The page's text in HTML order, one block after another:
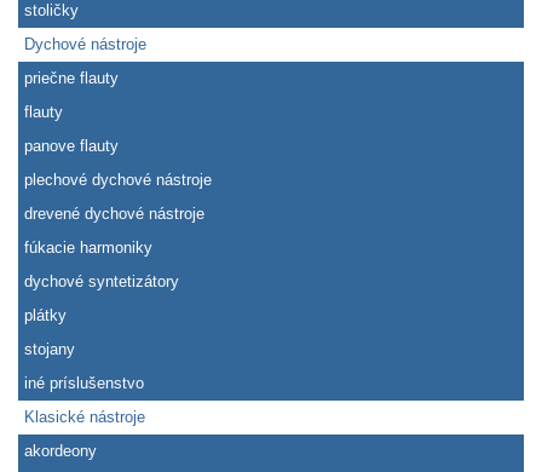
stoličky
Dychové nástroje
priečne flauty
flauty
panove flauty
plechové dychové nástroje
drevené dychové nástroje
fúkacie harmoniky
dychové syntetizátory
plátky
stojany
iné príslušenstvo
Klasické nástroje
akordeony